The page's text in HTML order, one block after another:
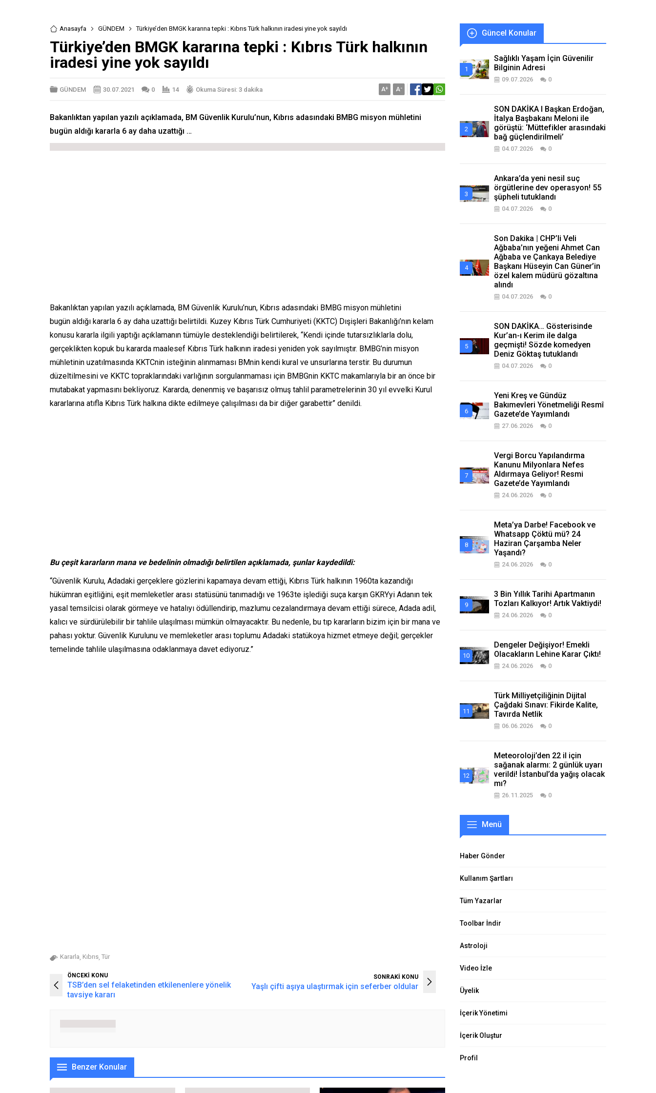
Anasayfa GÜNDEM Türkiye’den BMGK kararına tepki : Kıbrıs Türk halkının iradesi yine yok sayıldı
Türkiye’den BMGK kararına tepki : Kıbrıs Türk halkının
iradesi yine yok sayıldı
GÜNDEM 30.07.2021 0 14 Okuma Süresi: 3 dakika A+ A-
Bakanlıktan yapılan yazılı açıklamada, BM Güvenlik Kurulu’nun, Kıbrıs adasındaki BMBG misyon mühletini
bugün aldığı kararla 6 ay daha uzattığı …
Bakanlıktan yapılan yazılı açıklamada, BM Güvenlik Kurulu’nun, Kıbrıs adasındaki BMBG misyon mühletini
bugün aldığı kararla 6 ay daha uzattığı belirtildi. Kuzey Kıbrıs Türk Cumhuriyeti (KKTC) Dışişleri Bakanlığı’nın kelam
konusu kararla ilgili yaptığı açıklamanın tümüyle desteklendiği belirtilerek, “Kendi içinde tutarsızlıklarla dolu,
gerçeklikten kopuk bu kararda maalesef Kıbrıs Türk halkının iradesi yeniden yok sayılmıştır. BMBG’nin misyon
mühletinin uzatılmasında KKTCnin isteğinin alınmaması BMnin kendi kural ve unsurlarına terstir. Bu durumun
düzeltilmesini ve KKTC topraklarındaki varlığının sorgulanmaması için BMBGnin KKTC makamlarıyla bir an önce bir
mutabakat yapmasını bekliyoruz. Kararda, denenmiş ve başarısız olmuş tahlil parametrelerinin 30 yıl evvelki Kurul
kararlarına atıfla Kıbrıs Türk halkına dikte edilmeye çalışılması da bir diğer garabettir” denildi.
Bu çeşit kararların mana ve bedelinin olmadığı belirtilen açıklamada, şunlar kaydedildi:
“Güvenlik Kurulu, Adadaki gerçeklere gözlerini kapamaya devam ettiği, Kıbrıs Türk halkının 1960ta kazandığı
hükümran eşitliğini, eşit memleketler arası statüsünü tanımadığı ve 1963te işlediği suça karşın GKRYyi Adanın tek
yasal temsilcisi olarak görmeye ve hatalıyı ödüllendirip, mazlumu cezalandırmaya devam ettiği sürece, Adada adil,
kalıcı ve sürdürülebilir bir tahlile ulaşılması mümkün olmayacaktır. Bu nedenle, bu tıp kararların bizim için bir mana ve
pahası yoktur. Güvenlik Kurulunu ve memleketler arası toplumu Adadaki statükoya hizmet etmeye değil; gerçekler
temelinde tahlile ulaşılmasına odaklanmaya davet ediyoruz.”
Kararla, Kıbrıs, Tür
ÖNCEKİ KONU
TSB’den sel felaketinden etkilenenlere yönelik
tavsiye kararı
SONRAKİ KONU
Yaşlı çifti aşıya ulaştırmak için seferber oldular
Benzer Konular
Güncel Konular
Sağlıklı Yaşam İçin Güvenilir
Bilginin Adresi
09.07.2026 0
SON DAKİKA I Başkan Erdoğan,
İtalya Başbakanı Meloni ile
görüştü: ‘Müttefikler arasındaki
bağ güçlendirilmeli’
04.07.2026 0
Ankara’da yeni nesil suç
örgütlerine dev operasyon! 55
şüpheli tutuklandı
04.07.2026 0
Son Dakika | CHP’li Veli
Ağbaba’nın yeğeni Ahmet Can
Ağbaba ve Çankaya Belediye
Başkanı Hüseyin Can Güner’in
özel kalem müdürü gözaltına
alındı
04.07.2026 0
SON DAKİKA… Gösterisinde
Kur’an-ı Kerim ile dalga
geçmişti! Sözde komedyen
Deniz Göktaş tutuklandı
04.07.2026 0
Yeni Kreş ve Gündüz
Bakımevleri Yönetmeliği Resmî
Gazete’de Yayımlandı
27.06.2026 0
Vergi Borcu Yapılandırma
Kanunu Milyonlara Nefes
Aldırmaya Geliyor! Resmi
Gazete’de Yayımlandı
24.06.2026 0
Meta’ya Darbe! Facebook ve
Whatsapp Çöktü mü? 24
Haziran Çarşamba Neler
Yaşandı?
24.06.2026 0
3 Bin Yıllık Tarihi Apartmanın
Tozları Kalkıyor! Artık Vaktiydi!
24.06.2026 0
Dengeler Değişiyor! Emekli
Olacakların Lehine Karar Çıktı!
24.06.2026 0
Türk Milliyetçiliğinin Dijital
Çağdaki Sınavı: Fikirde Kalite,
Tavırda Netlik
06.06.2026 0
Meteoroloji’den 22 il için
sağanak alarmı: 2 günlük uyarı
verildi! İstanbul’da yağış olacak
mı?
26.11.2025 0
Menü
Haber Gönder
Kullanım Şartları
Tüm Yazarlar
Toolbar İndir
Astroloji
Video İzle
Üyelik
İçerik Yönetimi
İçerik Oluştur
Profil